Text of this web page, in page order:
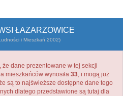
ŁAZARZOWICE
i Mieszkań 2002)
że dane prezentowane w tej sekcji
mieszkańców wynosiła 33, i mogą już
są to najświeższe dostępne dane tego
dlatego przedstawione są tutaj dla